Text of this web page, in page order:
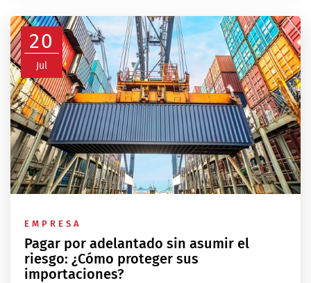
20
Jul
EMPRESA
Pagar por adelantado sin asumir el
riesgo: ¿Cómo proteger sus
importaciones?